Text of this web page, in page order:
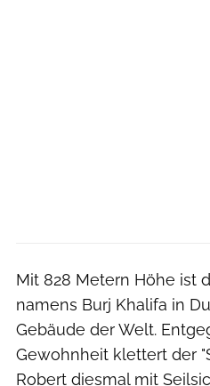
Mit 828 Metern Höhe ist
namens Burj Khalifa in
Gebäude der Welt.
Gewohnheit klettert der
Robert diesmal mit